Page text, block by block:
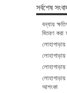
সর্বশেষ
বন্যায়
বিতরণ করা
লোহাগাড়ায়
লোহাগাড়ায়
আশংকা